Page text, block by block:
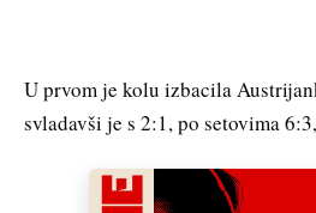
U prvom je kolu izbacila
svladavši je s 2:1, po setovima